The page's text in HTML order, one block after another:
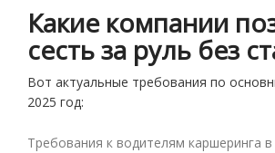
Какие компании
сесть за руль без
Вот актуальные требования по
2025 год:
Требования к водителям каршеринга в